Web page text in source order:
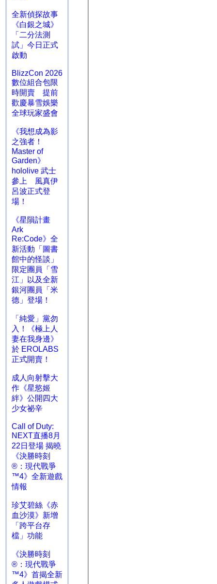
全新偵探故事
《白銀之城》
「二分法測
試」今日正式
啟動
BlizzCon 2026
數位組合包限
時開賣 提前
歡慶暴雪娛樂
全球玩家盛會
《我想成為影
之強者！
Master of
Garden》
hololive 武士
參上 風真伊
呂波正式登
場！
《星隕計畫
Ark
Re:Code》全
新活動「圖書
館中的怪談」
限定團員「雪
江」以及全新
銀河團員「米
德」登場！
「純愛」黨勿
入！《極上人
妻在我身邊》
於 EROLABS
正式開賣！
成人向射擊大
作《星慾姬
絆》公開四大
少女祕辛
Call of Duty:
NEXT直播8月
22日登場 揭曉
《決勝時刻
®：現代戰爭
™4》全新遊戲
情報
珍艾碧絲《赤
血沙漠》新增
「跨平台存
檔」功能
《決勝時刻
®：現代戰爭
™4》首揭全新